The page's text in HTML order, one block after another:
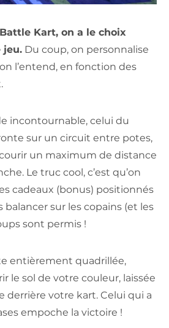
Kart, on a le choix
jeu. Du coup, on personnalise
l’entend, en fonction des
incontournable, celui du
sur un circuit entre potes,
un maximum de distance
Le truc cool, c’est qu’on
cadeaux (bonus) positionnés
balancer sur les copains (et les
sont permis !
entièrement quadrillée,
le sol de votre couleur, laissée
derrière votre kart. Celui qui a
empoche la victoire !